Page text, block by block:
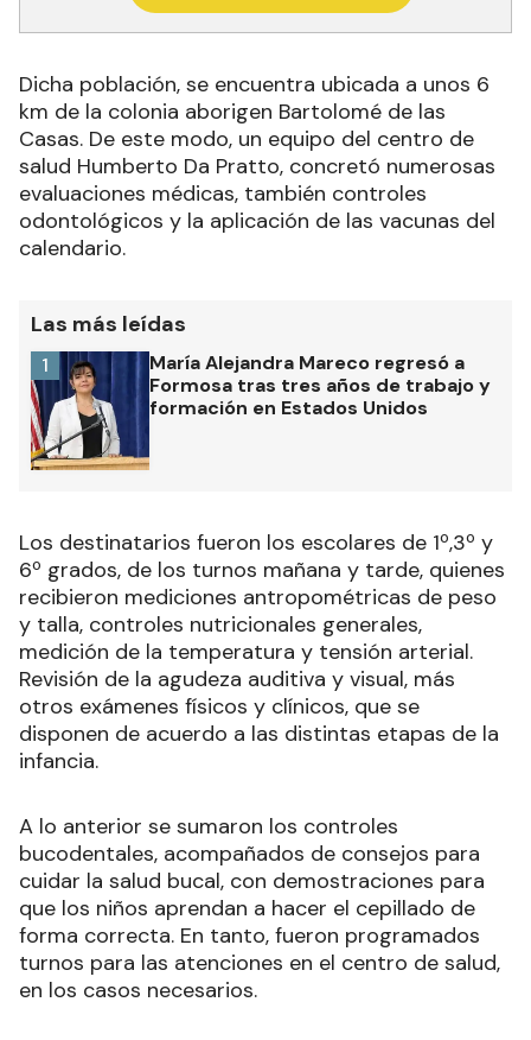
Dicha población, se encuentra ubicada a unos 6
km de la colonia aborigen Bartolomé de las
Casas. De este modo, un equipo del centro de
salud Humberto Da Pratto, concretó numerosas
evaluaciones médicas, también controles
odontológicos y la aplicación de las vacunas del
calendario.
Las más leídas
María Alejandra Mareco regresó a
Formosa tras tres años de trabajo y
formación en Estados Unidos
1
Los destinatarios fueron los escolares de 1º,3º y
6º grados, de los turnos mañana y tarde, quienes
recibieron mediciones antropométricas de peso
y talla, controles nutricionales generales,
medición de la temperatura y tensión arterial.
Revisión de la agudeza auditiva y visual, más
otros exámenes físicos y clínicos, que se
disponen de acuerdo a las distintas etapas de la
infancia.
A lo anterior se sumaron los controles
bucodentales, acompañados de consejos para
cuidar la salud bucal, con demostraciones para
que los niños aprendan a hacer el cepillado de
forma correcta. En tanto, fueron programados
turnos para las atenciones en el centro de salud,
en los casos necesarios.